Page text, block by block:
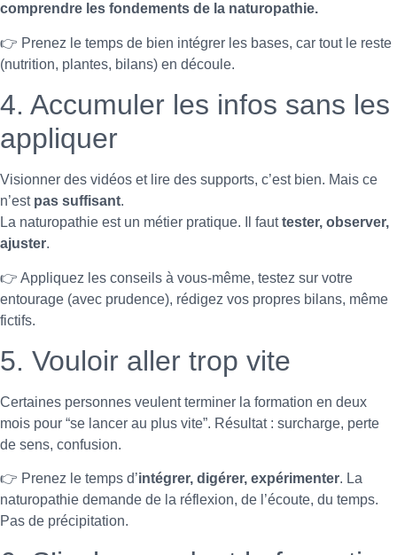
comprendre les fondements de la naturopathie.
👉 Prenez le temps de bien intégrer les bases, car tout le reste
(nutrition, plantes, bilans) en découle.
4. Accumuler les infos sans les
appliquer
Visionner des vidéos et lire des supports, c’est bien. Mais ce
n’est pas suffisant.
La naturopathie est un métier pratique. Il fauttester, observer,
ajuster.
👉 Appliquez les conseils à vous-même, testez sur votre
entourage (avec prudence), rédigez vos propres bilans, même
fictifs.
5. Vouloir aller trop vite
Certaines personnes veulent terminer la formation en deux
mois pour “se lancer au plus vite”. Résultat : surcharge, perte
de sens, confusion.
👉 Prenez le temps d’intégrer, digérer, expérimenter. La
naturopathie demande de la réflexion, de l’écoute, du temps.
Pas de précipitation.